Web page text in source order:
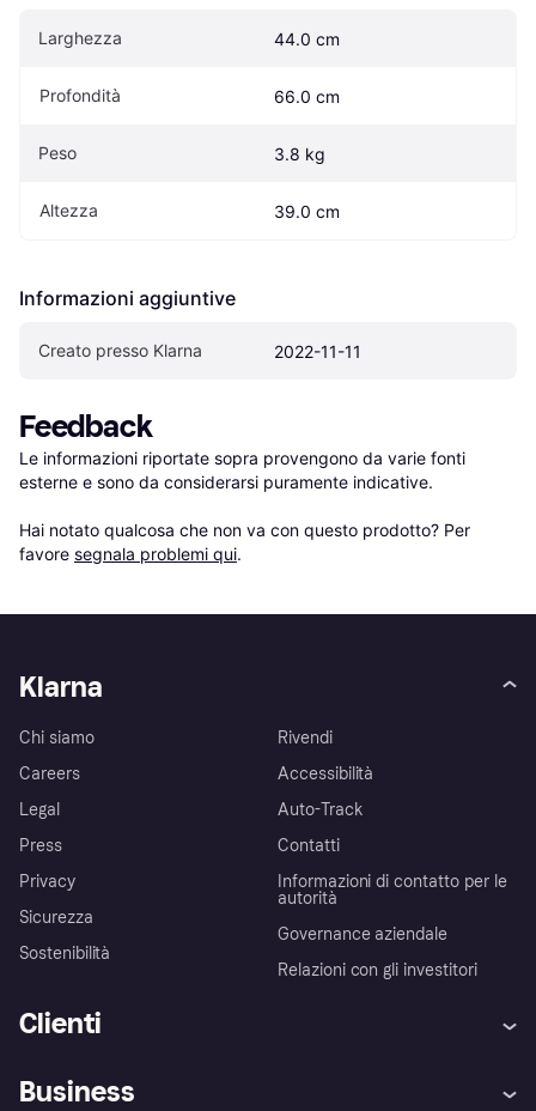
Larghezza 44.0 cm
Profondità 66.0 cm
Peso 3.8 kg
Altezza 39.0 cm
Informazioni aggiuntive
Creato presso Klarna 2022-11-11
Feedback
Le informazioni riportate sopra provengono da varie fonti
esterne e sono da considerarsi puramente indicative.
Hai notato qualcosa che non va con questo prodotto? Per
favore segnala problemi qui.
Klarna
Chi siamo
Careers
Legal
Press
Privacy
Sicurezza
Sostenibilità
Rivendi
Accessibilità
Auto-Track
Contatti
Informazioni di contatto per le
autorità
Governance aziendale
Relazioni con gli investitori
Clienti
Assistenza
Business